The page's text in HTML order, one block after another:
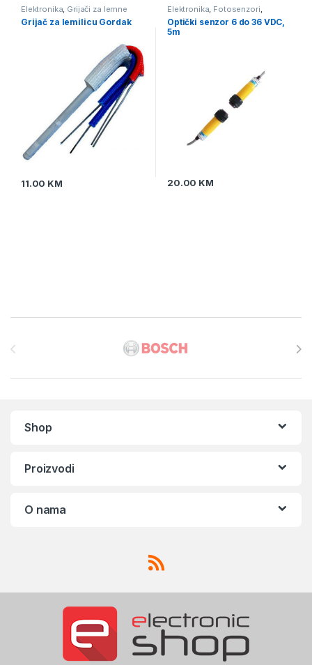
Elektronika Grijači za lemne
stanice Oprema za lemljenje
Grijač za lemilicu Gordak
11.00 KM
Elektronika Fotosenzori
Senzori
Optički senzor 6 do 36 VDC,
5m
20.00 KM
Shop
Proizvodi
O nama